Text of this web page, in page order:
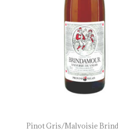
Pinot Gris/Malvoisie